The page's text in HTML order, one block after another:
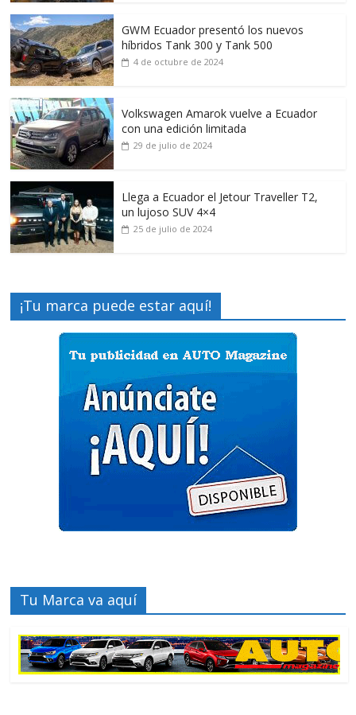
GWM Ecuador presentó los nuevos
híbridos Tank 300 y Tank 500
4 de octubre de 2024
Volkswagen Amarok vuelve a Ecuador
con una edición limitada
29 de julio de 2024
Llega a Ecuador el Jetour Traveller T2,
un lujoso SUV 4×4
25 de julio de 2024
¡Tu marca puede estar aquí!
Tu Marca va aquí